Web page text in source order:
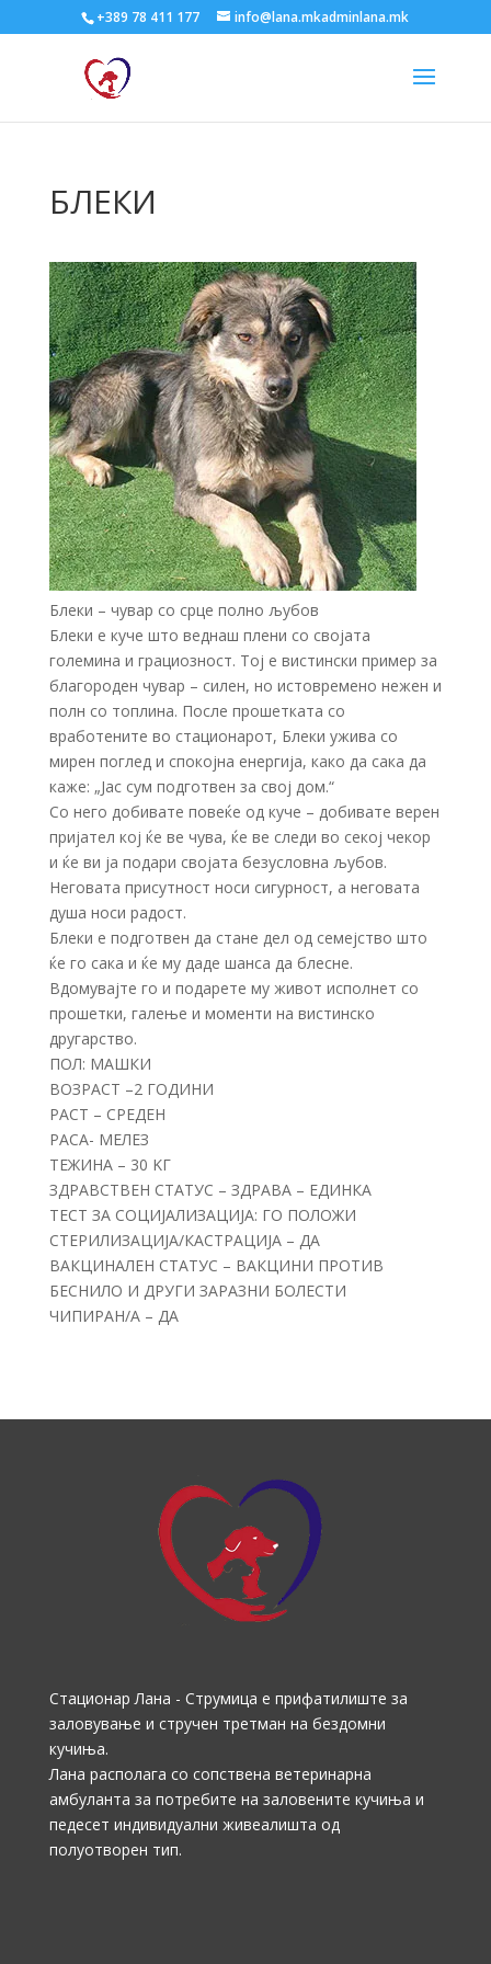
+389 78 411 177 info@lana.mkadminlana.mk
БЛЕКИ
Блеки – чувар со срце полно љубов
Блеки е куче што веднаш плени со својата
големина и грациозност. Тој е вистински пример за
благороден чувар – силен, но истовремено нежен и
полн со топлина. После прошетката со
вработените во стационарот, Блеки ужива со
мирен поглед и спокојна енергија, како да сака да
каже: „Јас сум подготвен за свој дом.“
Со него добивате повеќе од куче – добивате верен
пријател кој ќе ве чува, ќе ве следи во секој чекор
и ќе ви ја подари својата безусловна љубов.
Неговата присутност носи сигурност, а неговата
душа носи радост.
Блеки е подготвен да стане дел од семејство што
ќе го сака и ќе му даде шанса да блесне.
Вдомувајте го и подарете му живот исполнет со
прошетки, галење и моменти на вистинско
другарство.
ПОЛ: МАШКИ
ВОЗРАСТ –2 ГОДИНИ
РАСТ – СРЕДЕН
РАСА- МЕЛЕЗ
ТЕЖИНА – 30 KГ
ЗДРАВСТВЕН СТАТУС – ЗДРАВА – ЕДИНКА
ТЕСТ ЗА СОЦИЈАЛИЗАЦИЈА: ГО ПОЛОЖИ
СТЕРИЛИЗАЦИЈА/КАСТРАЦИЈА – ДА
ВАКЦИНАЛЕН СТАТУС – ВАКЦИНИ ПРОТИВ
БЕСНИЛО И ДРУГИ ЗАРАЗНИ БОЛЕСТИ
ЧИПИРАН/А – ДА
Стационар Лана - Струмица е прифатилиште за
заловување и стручен третман на бездомни
кучиња.
Лана располага со сопствена ветеринарна
амбуланта за потребите на заловените кучиња и
педесет индивидуални живеалишта од
полуотворен тип.